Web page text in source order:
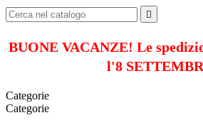

BUONE VACANZE! Le
l'8
Categorie
Categorie